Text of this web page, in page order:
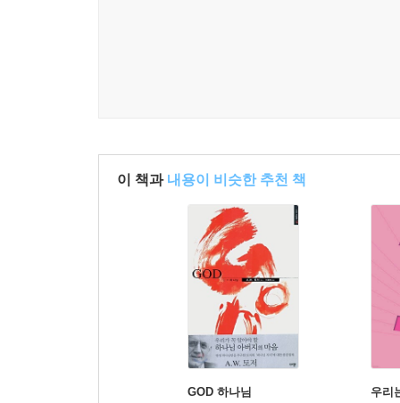
IX. 그리스도는 어떻게 택함에 관여하는가?
X. 그리스도나 믿음이나 예견된 행위도 택함의 동
XI. 택함의 주원인은 삼위일체 전체다.
XII. 택함: 1. 택함은 영원하다.
XIII. 2. 택함은 절대적이고 불변하며 확실하다.
XIV. 택함을 받은 각 사람은 자신이 택함을 받은
XV. 1. 다수의 택함이 존재하는가?
이 책과 내용이 비슷한 추천 책
GOD 하나님 우리